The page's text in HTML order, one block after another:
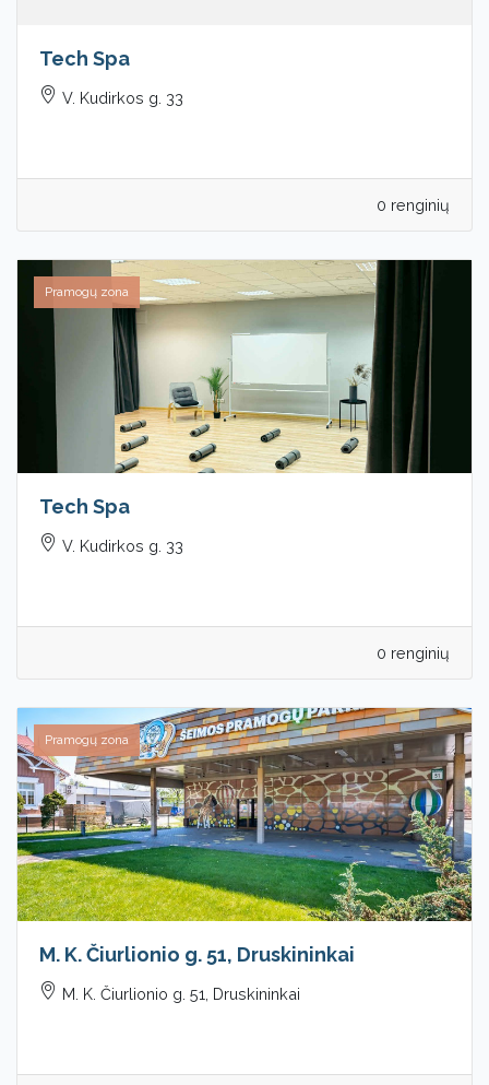
Tech Spa
V. Kudirkos g. 33
0 renginių
Pramogų zona
Tech Spa
V. Kudirkos g. 33
0 renginių
Pramogų zona
M. K. Čiurlionio g. 51, Druskininkai
M. K. Čiurlionio g. 51, Druskininkai